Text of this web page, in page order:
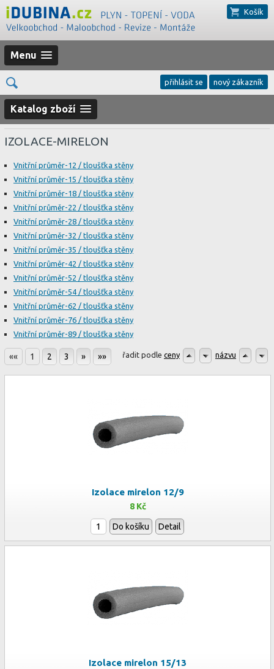
Košík
Menu
přihlásit se nový zákazník
Katalog zboží
IZOLACE-MIRELON
Vnitřní průměr-12 / tloušťka stěny
Vnitřní průměr-15 / tloušťka stěny
Vnitřní průměr-18 / tloušťka stěny
Vnitřní průměr-22 / tloušťka stěny
Vnitřní průměr-28 / tloušťka stěny
Vnitřní průměr-32 / tloušťka stěny
Vnitřní průměr-35 / tloušťka stěny
Vnitřní průměr-42 / tloušťka stěny
Vnitřní průměr-52 / tloušťka stěny
Vnitřní průměr-54 / tloušťka stěny
Vnitřní průměr-62 / tloušťka stěny
Vnitřní průměr-76 / tloušťka stěny
Vnitřní průměr-89 / tloušťka stěny
«« 1 2 3 » »» řadit podle ceny názvu
Izolace mirelon 12/9
8 Kč
Do košíku Detail
Izolace mirelon 15/13